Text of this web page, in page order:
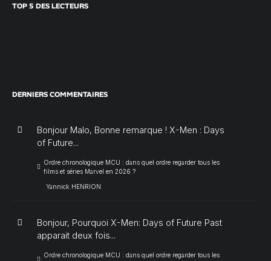
TOP 5 DES LECTEURS
DERNIERS COMMENTAIRES
Bonjour Malo, Bonne remarque ! X-Men : Days
of Future...
Ordre chronologique MCU : dans quel ordre regarder tous les
films et séries Marvel en 2026 ?
Yannick HENRION
Bonjour, Pourquoi X-Men: Days of Future Past
apparait deux fois...
Ordre chronologique MCU : dans quel ordre regarder tous les